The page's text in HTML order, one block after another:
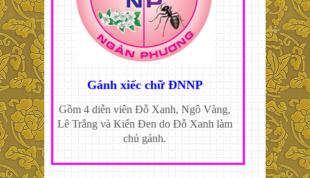
Gánh xiếc chữ ĐNNP
Gồm 4 diễn viên Đỗ Xanh, Ngô Vàng,
Lê Trắng và Kiến Đen do Đỗ Xanh làm
chủ gánh.